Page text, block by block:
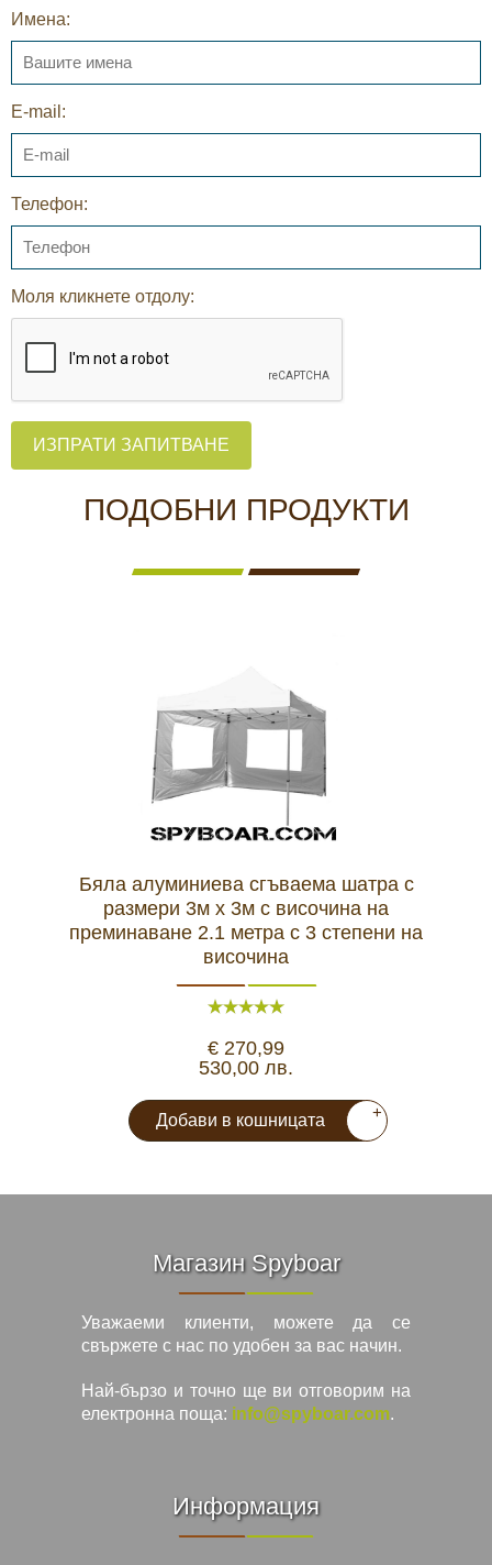
Имена:
E-mail:
Телефон:
Моля кликнете отдолу:
ИЗПРАТИ ЗАПИТВАНЕ
ПОДОБНИ ПРОДУКТИ
Бяла алуминиева сгъваема шатра с
размери 3м х 3м с височина на
преминаване 2.1 метра с 3 степени на
височина
€ 270,99
530,00 лв.
Добави в кошницата +
Магазин Spyboar
Уважаеми клиенти, можете да се
свържете с нас по удобен за вас начин.
Най-бързо и точно ще ви отговорим на
електронна поща: info@spyboar.com.
Информация